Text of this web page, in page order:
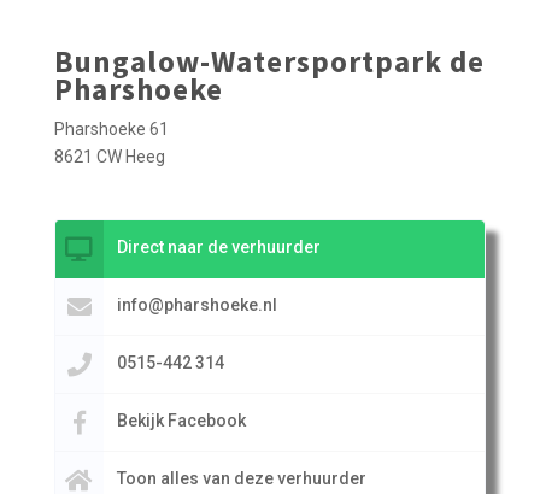
Bungalow-Watersportpark de
Pharshoeke
Pharshoeke 61
8621 CW Heeg
Direct naar de verhuurder
info@pharshoeke.nl
0515-442 314
Bekijk Facebook
Toon alles van deze verhuurder